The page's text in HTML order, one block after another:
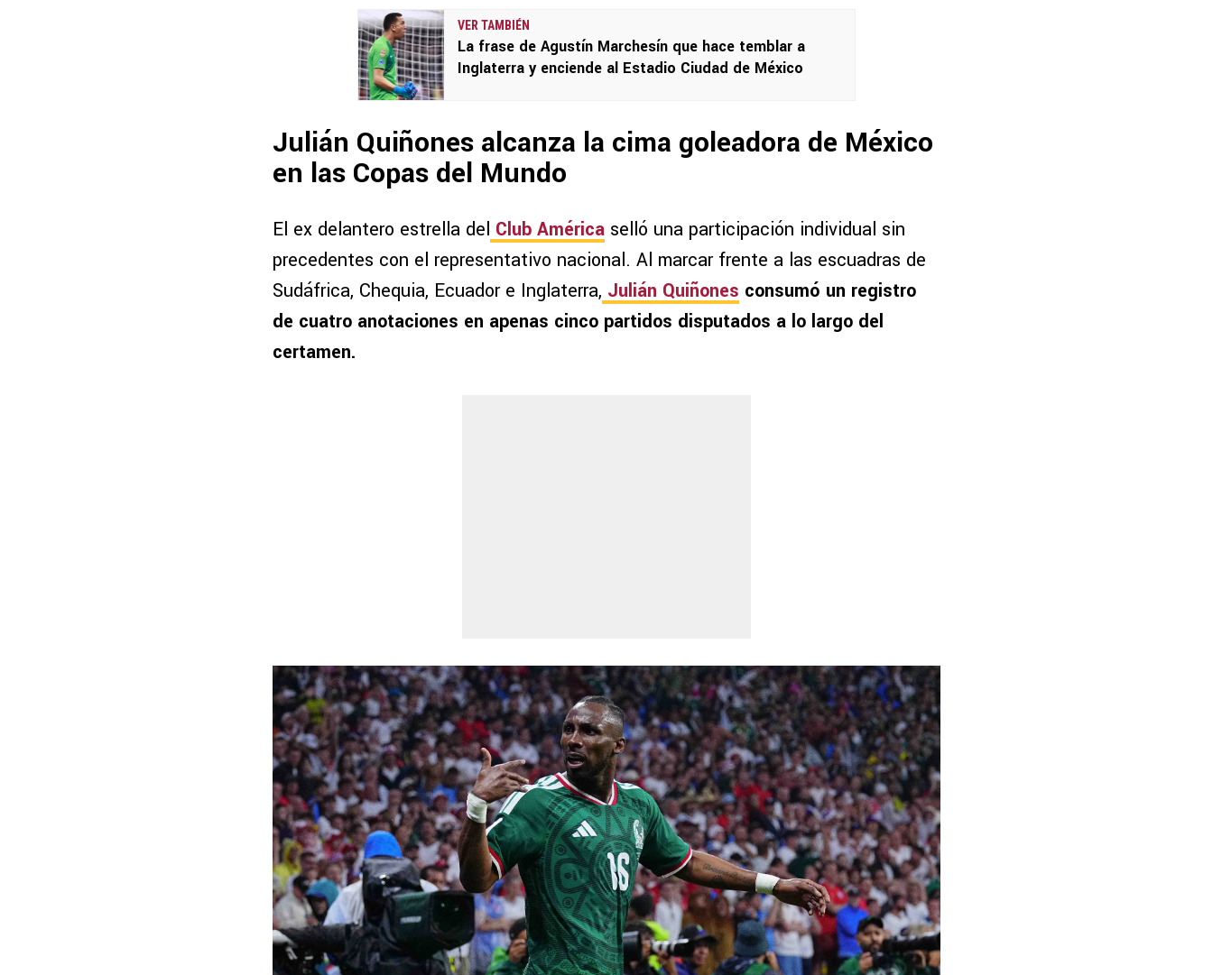
VER TAMBIÉN
La frase de Agustín Marchesín que hace temblar a
Inglaterra y enciende al Estadio Ciudad de México
Julián Quiñones alcanza la cima goleadora de México
en las Copas del Mundo
El ex delantero estrella del Club América selló una participación individual sin
precedentes con el representativo nacional. Al marcar frente a las escuadras de
Sudáfrica, Chequia, Ecuador e Inglaterra, Julián Quiñones consumó un registro
de cuatro anotaciones en apenas cinco partidos disputados a lo largo del
certamen.